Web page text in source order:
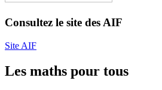
Consultez le site des AIF
Site AIF
Les maths pour tous